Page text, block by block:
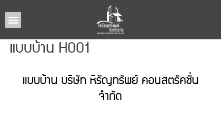
แบบบ้าน H001
แบบบ้าน บริษัท หิรัญทรัพย์ คอนสตรัคชั่น
จำกัด